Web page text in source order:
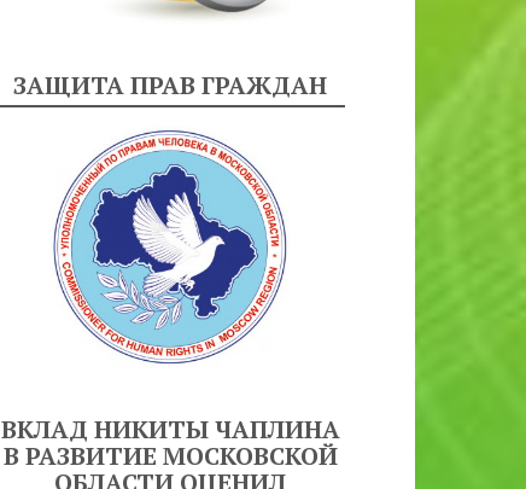
ЗАЩИТА ПРАВ ГРАЖДАН
ВКЛАД НИКИТЫ ЧАПЛИНА
В РАЗВИТИЕ МОСКОВСКОЙ
ОБЛАСТИ ОЦЕНИЛ